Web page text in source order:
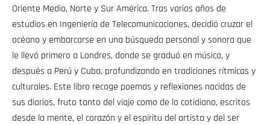
Oriente Medio, Norte y Sur América. Tras varios años de
estudios en Ingeniería de Telecomunicaciones, decidió cruzar el
océano y embarcarse en una búsqueda personal y sonora que
le llevó primero a Londres, donde se graduó en música, y
después a Perú y Cuba, profundizando en tradiciones rítmicas y
culturales. Este libro recoge poemas y reflexiones nacidas de
sus diarios, fruto tanto del viaje como de lo cotidiano, escritos
desde la mente, el corazón y el espíritu del artista y del ser